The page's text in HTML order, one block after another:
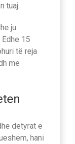
tuaj.
ju
15
të reja
me
detyrat e
hani